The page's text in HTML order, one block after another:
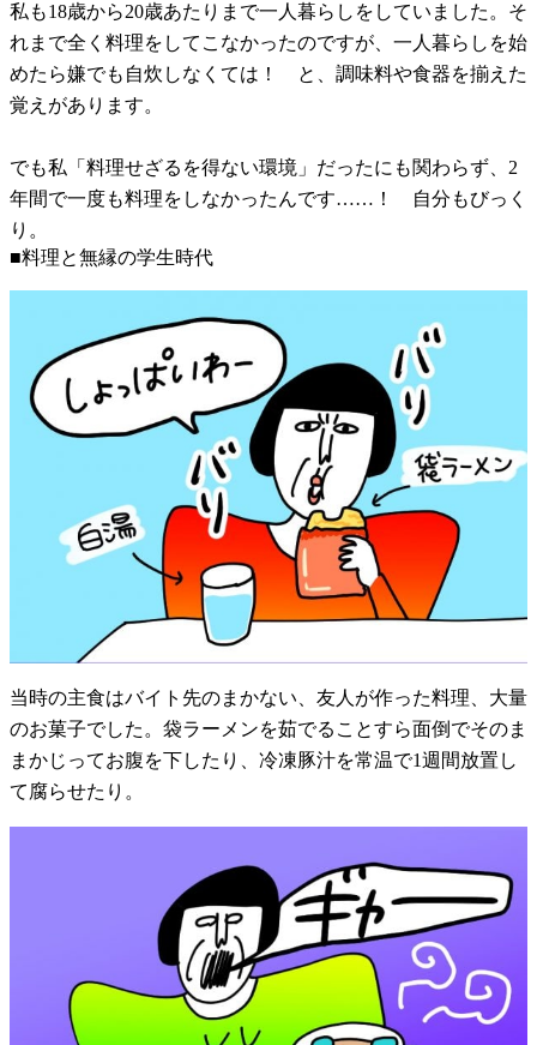
私も18歳から20歳あたりまで一人暮らしをしていました。そ
れまで全く料理をしてこなかったのですが、一人暮らしを始
めたら嫌でも自炊しなくては！ と、調味料や食器を揃えた
覚えがあります。
でも私「料理せざるを得ない環境」だったにも関わらず、2
年間で一度も料理をしなかったんです……！ 自分もびっく
り。
■料理と無縁の学生時代
当時の主食はバイト先のまかない、友人が作った料理、大量
のお菓子でした。袋ラーメンを茹でることすら面倒でそのま
まかじってお腹を下したり、冷凍豚汁を常温で1週間放置し
て腐らせたり。